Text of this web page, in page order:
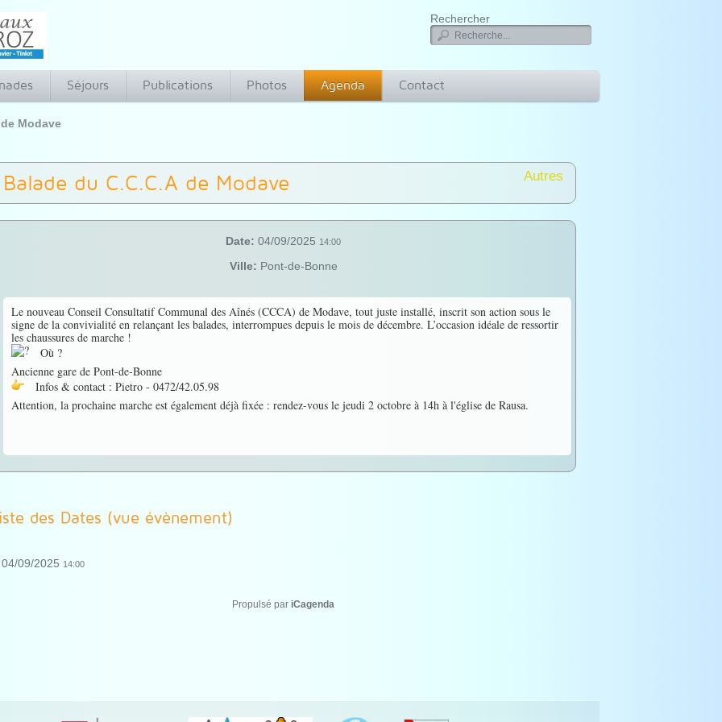
Rechercher
Séjours Publications Photos Agenda Contact
Modave
Balade du C.C.C.A de Modave Autres
Date: 04/09/2025 14:00
Ville: Pont-de-Bonne
Le nouveau Conseil Consultatif Communal des Aînés (CCCA) de Modave, tout juste installé, inscrit son action sous le
signe de la convivialité en relançant les balades, interrompues depuis le mois de décembre. L’occasion idéale de ressortir
les chaussures de marche !
Où ?
Ancienne gare de Pont-de-Bonne
Infos & contact : Pietro - 0472/42.05.98
Attention, la prochaine marche est également déjà fixée : rendez-vous le jeudi 2 octobre à 14h à l'église de Rausa.
des Dates (vue évènement)
04/09/2025 14:00
Propulsé par iCagenda